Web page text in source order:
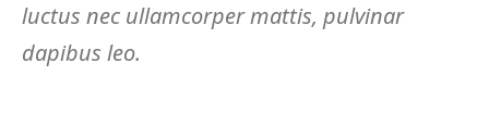
luctus nec ullamcorper mattis, pulvinar
dapibus leo.